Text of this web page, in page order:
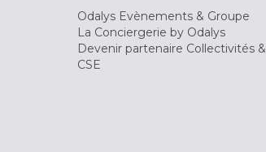
Odalys Evènements & Groupe
La Conciergerie by Odalys
Devenir partenaire Collectivités &
CSE